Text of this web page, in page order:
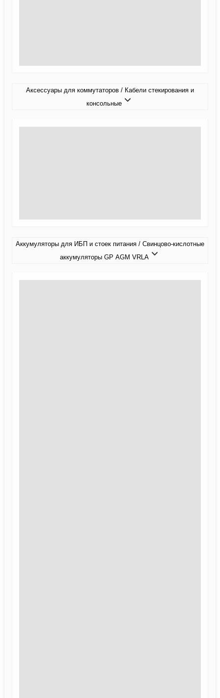
Аксессуары для коммутаторов / Кабели стекирования и
консольные
Аккумуляторы для ИБП и стоек питания / Свинцово-кислотные
аккумуляторы GP AGM VRLA